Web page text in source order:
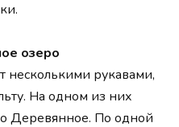
озеро
несколькими рукавами,
На одном из них
Деревянное. По одной